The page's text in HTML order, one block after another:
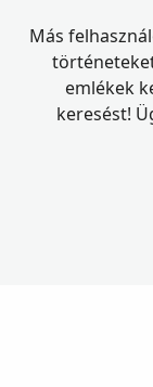
Más
emlékek
keresést!